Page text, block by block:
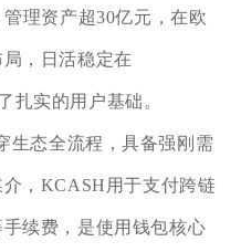
管理资产超30亿元，在欧
，日活稳定在
扎实的用户基础。
生态全流程，具备强刚需
，KCASH用于支付跨链
续费，是使用钱包核心